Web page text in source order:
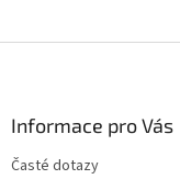
Informace pro Vás
Časté dotazy